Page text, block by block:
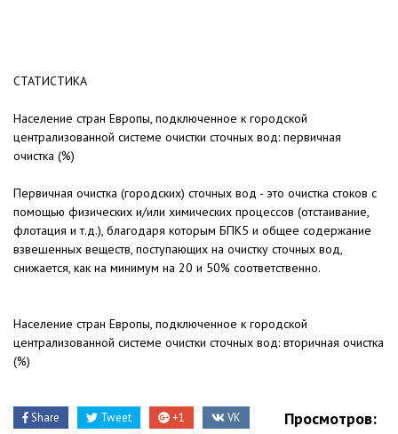
СТАТИСТИКА
Население стран Европы, подключенное к городской
централизованной системе очистки сточных вод: первичная
очистка (%)
Первичная очистка (городских) сточных вод - это очистка стоков с
помощью физических и/или химических процессов (отстаивание,
флотация и т.д.), благодаря которым БПК5 и общее содержание
взвешенных веществ, поступающих на очистку сточных вод,
снижается, как на минимум на 20 и 50% соответственно.
Население стран Европы, подключенное к городской
централизованной системе очистки сточных вод: вторичная очистка
(%)
Share Tweet +1 VK
Просмотров: